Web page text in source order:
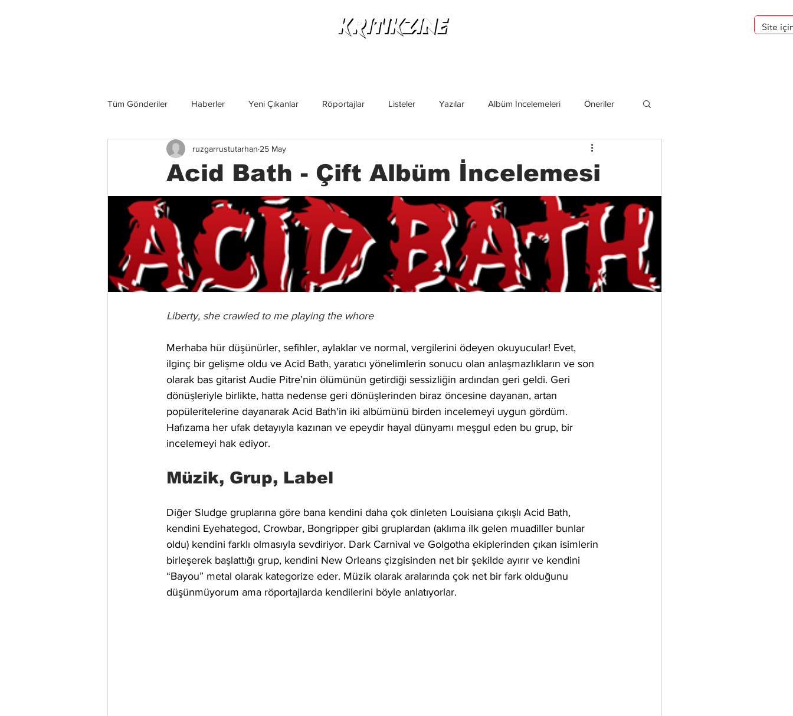
Tüm Gönderiler Haberler Yeni Çıkanlar Röportajlar Listeler Yazılar Albüm İncelemeleri Öneriler
Grup İncelemeleri Konserler İncelemeler
Acid Bath - Çift Albüm İncelemesi
ruzgarrustutarhan 25 May
Liberty, she crawled to me playing the whore
Merhaba hür düşünürler, sefihler, aylaklar ve normal, vergilerini ödeyen okuyucular! Evet,
ilginç bir gelişme oldu ve Acid Bath, yaratıcı yönelimlerin sonucu olan anlaşmazlıkların ve son
olarak bas gitarist Audie Pitre’nin ölümünün getirdiği sessizliğin ardından geri geldi. Geri
dönüşleriyle birlikte, hatta nedense geri dönüşlerinden biraz öncesine dayanan, artan
popüleritelerine dayanarak Acid Bath'in iki albümünü birden incelemeyi uygun gördüm.
Hafızama her ufak detayıyla kazınan ve epeydir hayal dünyamı meşgul eden bu grup, bir
incelemeyi hak ediyor.
Müzik, Grup, Label
Diğer Sludge gruplarına göre bana kendini daha çok dinleten Louisiana çıkışlı Acid Bath,
kendini Eyehategod, Crowbar, Bongripper gibi gruplardan (aklıma ilk gelen muadiller bunlar
oldu) kendini farklı olmasıyla sevdiriyor. Dark Carnival ve Golgotha ekiplerinden çıkan isimlerin
birleşerek başlattığı grup, kendini New Orleans çizgisinden net bir şekilde ayırır ve kendini
“Bayou” metal olarak kategorize eder. Müzik olarak aralarında çok net bir fark olduğunu
düşünmüyorum ama röportajlarda kendilerini böyle anlatıyorlar.